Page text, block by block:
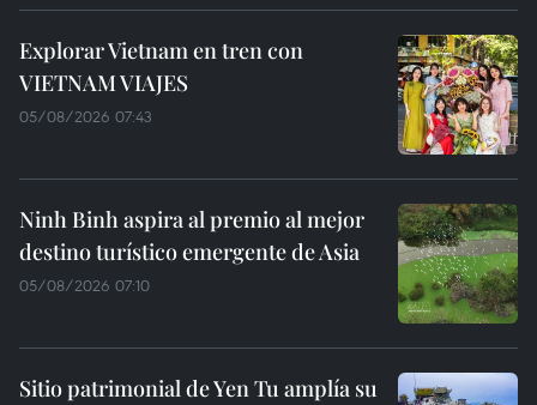
Explorar Vietnam en tren con
VIETNAM VIAJES
05/08/2026 07:43
Ninh Binh aspira al premio al mejor
destino turístico emergente de Asia
05/08/2026 07:10
Sitio patrimonial de Yen Tu amplía su